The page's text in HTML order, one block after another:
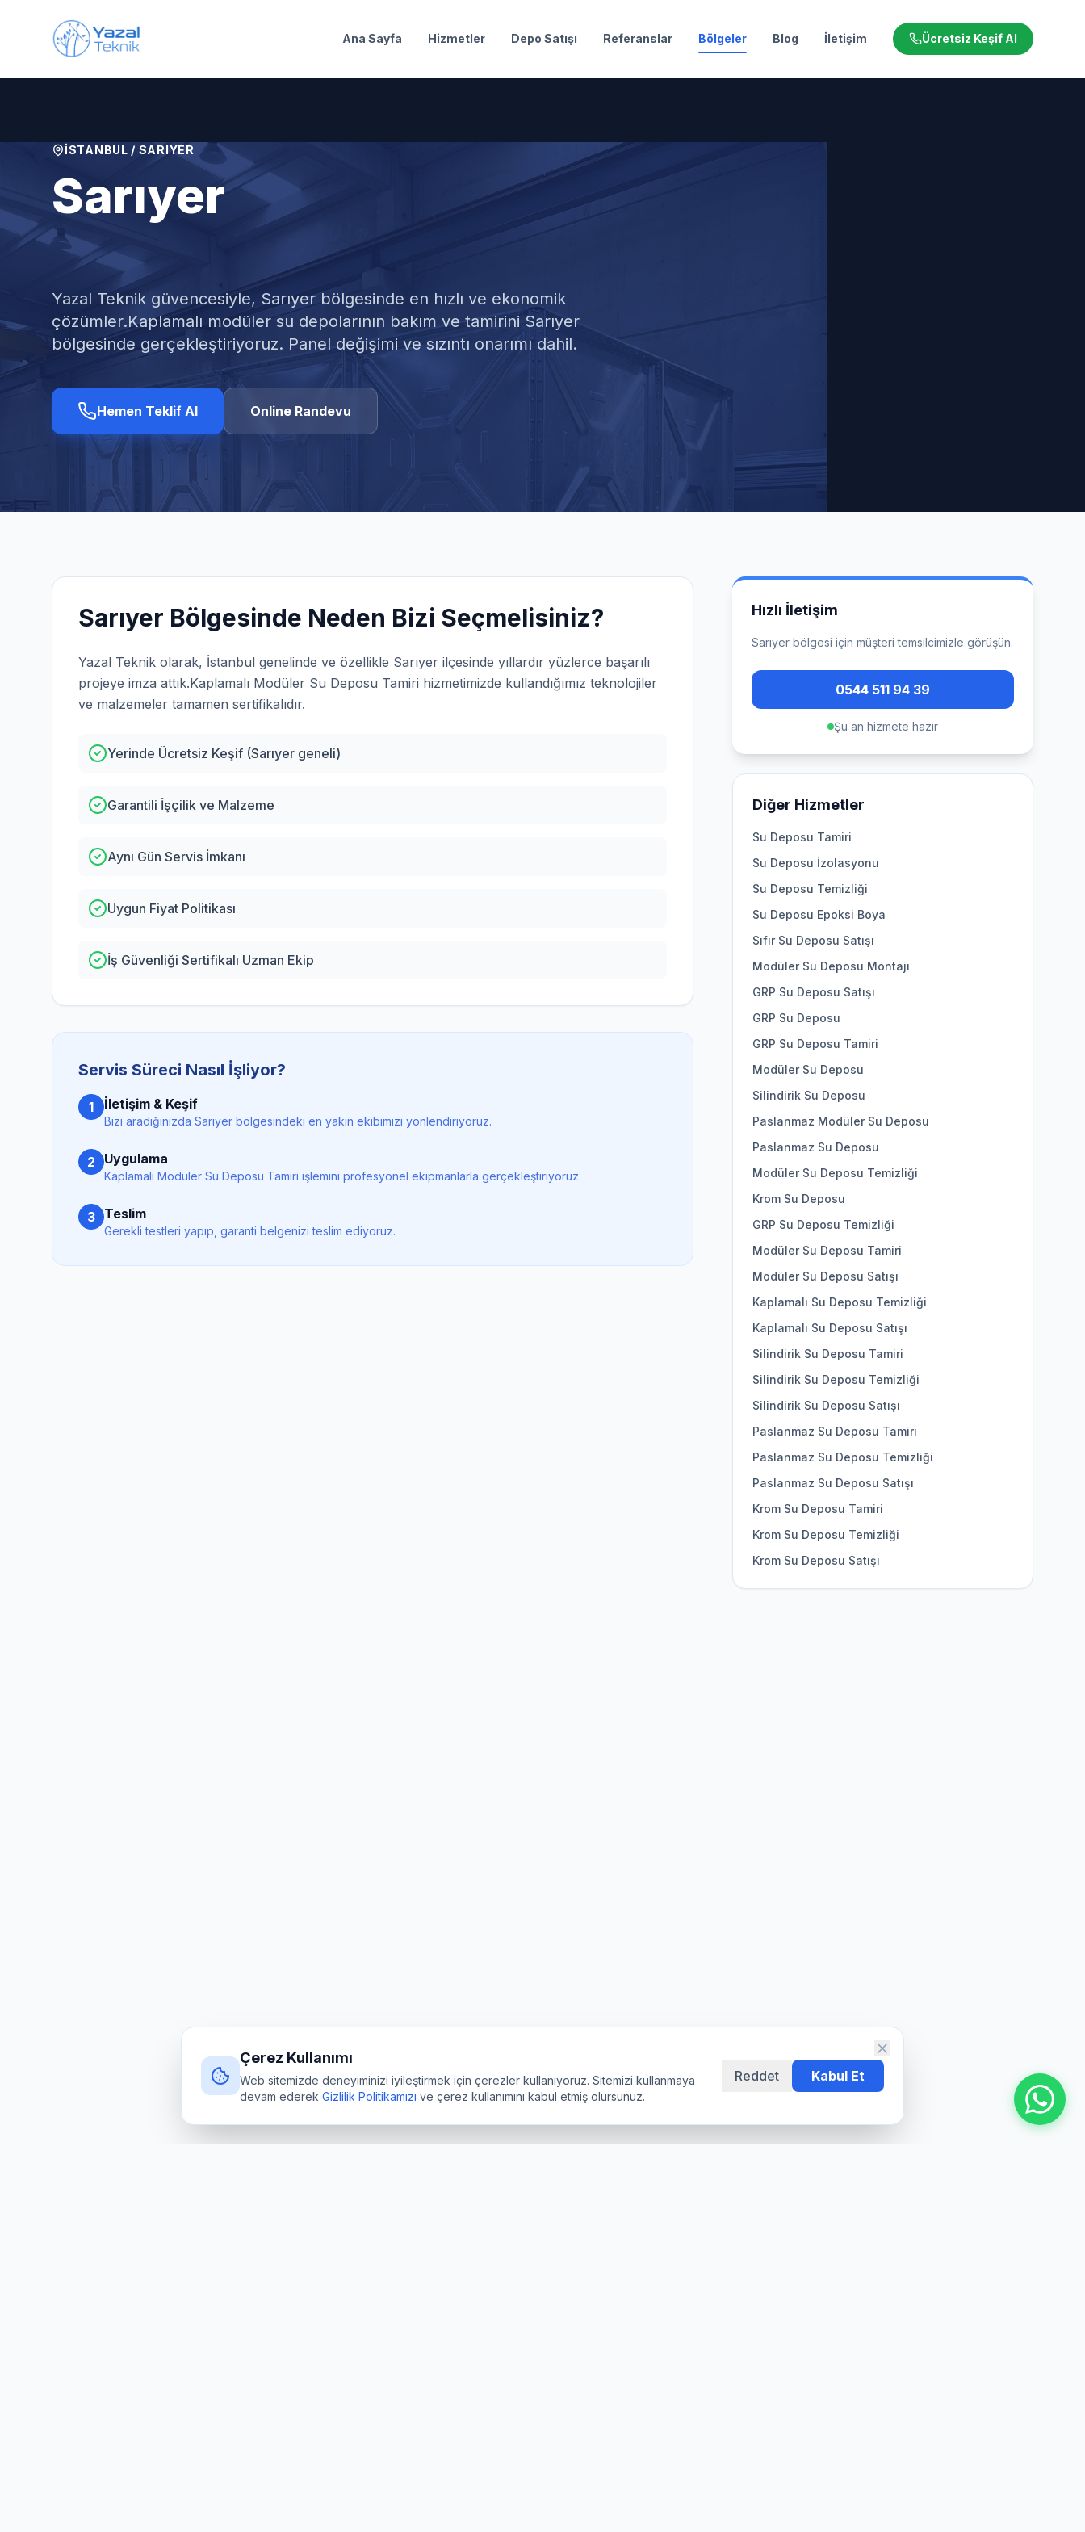
Ana Sayfa Hizmetler Depo Satışı Referanslar Bölgeler Blog İletişim Ücretsiz Keşif Al
İSTANBUL / SARIYER
Sarıyer
Kaplamalı Modüler Su Deposu Tamiri
Yazal Teknik güvencesiyle, Sarıyerbölgesinde en hızlı ve ekonomik
çözümler.Kaplamalı modüler su depolarının bakım ve tamirini Sarıyer
bölgesinde gerçekleştiriyoruz. Panel değişimi ve sızıntı onarımı dahil.
Hemen Teklif Al Online Randevu
Sarıyer Bölgesinde Neden Bizi Seçmelisiniz?
Yazal Teknik olarak, İstanbul genelinde ve özellikle Sarıyer ilçesinde yıllardır yüzlerce başarılı
projeye imza attık.Kaplamalı Modüler Su Deposu Tamiri hizmetimizde kullandığımız teknolojiler
ve malzemeler tamamen sertifikalıdır.
Yerinde Ücretsiz Keşif (Sarıyer geneli)
Garantili İşçilik ve Malzeme
Aynı Gün Servis İmkanı
Uygun Fiyat Politikası
İş Güvenliği Sertifikalı Uzman Ekip
Servis Süreci Nasıl İşliyor?
1 İletişim & Keşif
Bizi aradığınızda Sarıyer bölgesindeki en yakın ekibimizi yönlendiriyoruz.
2 Uygulama
Kaplamalı Modüler Su Deposu Tamiri işlemini profesyonel ekipmanlarla gerçekleştiriyoruz.
3 Teslim
Gerekli testleri yapıp, garanti belgenizi teslim ediyoruz.
Hızlı İletişim
Sarıyerbölgesi için müşteri temsilcimizle görüşün.
0544 511 94 39
Şu an hizmete hazır
Diğer Hizmetler
Su Deposu Tamiri
Su Deposu İzolasyonu
Su Deposu Temizliği
Su Deposu Epoksi Boya
Sıfır Su Deposu Satışı
Modüler Su Deposu Montajı
GRP Su Deposu Satışı
GRP Su Deposu
GRP Su Deposu Tamiri
Modüler Su Deposu
Silindirik Su Deposu
Paslanmaz Modüler Su Deposu
Paslanmaz Su Deposu
Modüler Su Deposu Temizliği
Krom Su Deposu
GRP Su Deposu Temizliği
Modüler Su Deposu Tamiri
Modüler Su Deposu Satışı
Kaplamalı Su Deposu Temizliği
Kaplamalı Su Deposu Satışı
Silindirik Su Deposu Tamiri
Silindirik Su Deposu Temizliği
Silindirik Su Deposu Satışı
Paslanmaz Su Deposu Tamiri
Paslanmaz Su Deposu Temizliği
Paslanmaz Su Deposu Satışı
Krom Su Deposu Tamiri
Krom Su Deposu Temizliği
Krom Su Deposu Satışı
Çerez Kullanımı
Web sitemizde deneyiminizi iyileştirmek için çerezler kullanıyoruz. Sitemizi kullanmaya
devam ederek Gizlilik Politikamızı ve çerez kullanımını kabul etmiş olursunuz.
Reddet Kabul Et